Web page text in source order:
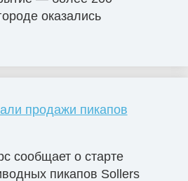
оказались
продажи пикапов
сообщает о старте
пикапов Sollers